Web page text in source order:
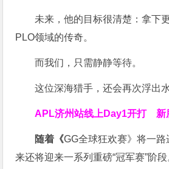
未来，他的目标很清楚：拿下
PLO领域的传奇。
而我们，只需静静等待。
这位深海猎手，还会再次浮出水
APL济州站线上Day1开打 新
随着《GG全球狂欢赛》将一
来还将迎来一系列重磅“冠军赛”阶段